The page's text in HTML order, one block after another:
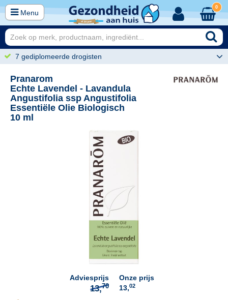
Menu
0
7 gediplomeerde drogisten
Pranarom
Echte Lavendel - Lavandula
Angustifolia ssp Angustifolia
Essentiële Olie Biologisch
10 ml
Adviesprijs
Onze prijs
13,02